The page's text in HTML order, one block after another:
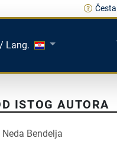
Lang.
ISTOG AUTORA
Neda Bendelja